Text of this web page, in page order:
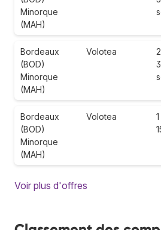
Minorque
(MAH)
Bordeaux
(BOD)
Minorque
(MAH)
Volotea
3
Bordeaux
(BOD)
Minorque
(MAH)
Volotea
Voir plus d'offres